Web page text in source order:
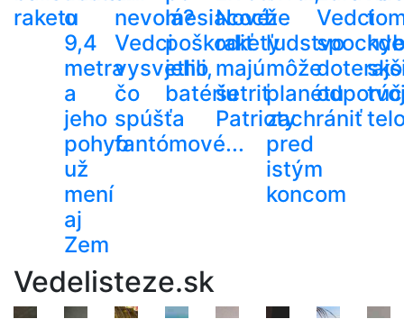
raketu
o
9,4
metra
a
jeho
pohyb
už
mení
aj
Zem
nevolá?
Vedci
vysvetlili,
čo
spúšťa
fantómové...
mesiacoch
poškodiť
jeho
batériu
Nové
rakety
majú
šetriť
Patrioty
že
ľudstvo
môže
planétu
zachrániť
pred
istým
koncom
Vedci
kde
Vedelisteze.sk